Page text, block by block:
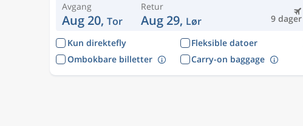
Avgang
Aug 20, Tor 9 dager
Retur
Aug 29, Lør
Kun direktefly Fleksible datoer
Ombokbare billetter
Carry-on baggage